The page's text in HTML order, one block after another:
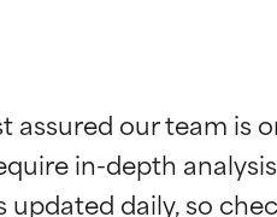
assured our team
in-depth
con beneficios reales
con beneficios reales